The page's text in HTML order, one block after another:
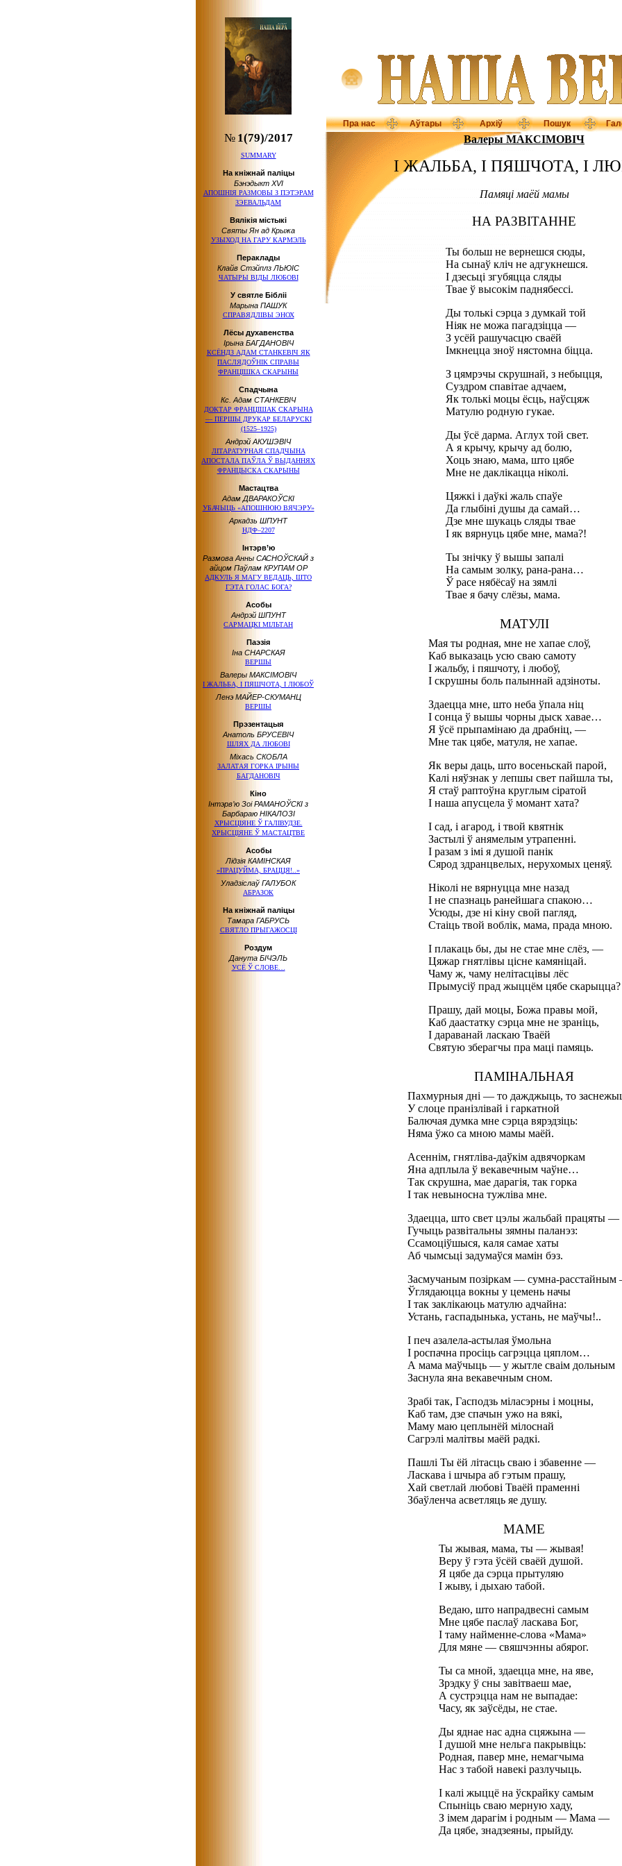
Пра нас Аўтары Архіў Пошук
№ 1(79)/2017
SUMMARY
На кніжнай паліцы
Бэнэдыкт XVI
АПОШНІЯ РАЗМОВЫ З ПЭТЭРАМ
ЗЭЕВАЛЬДАМ
Вялікія містыкі
Святы Ян ад Крыжа
УЗЫХОД НА ГАРУ КАРМЭЛЬ
Пераклады
Клайв Стэйплз ЛЬЮІС
ЧАТЫРЫ ВІДЫ ЛЮБОВІ
У святле Бібліі
Марына ПАШУК
СПРАВЯДЛІВЫ ЭНОХ
Лёсы духавенства
Ірына БАГДАНОВІЧ
КСЁНДЗ АДАМ СТАНКЕВІЧ ЯК
ПАСЛЯДОЎНІК СПРАВЫ
ФРАНЦІШКА СКАРЫНЫ
Спадчына
Кс. Адам СТАНКЕВІЧ
ДОКТАР ФРАНЦІШАК СКАРЫНА
— ПЕРШЫ ДРУКАР БЕЛАРУСКІ
(1525–1925)
Андрэй АКУШЭВІЧ
ЛІТАРАТУРНАЯ СПАДЧЫНА
АПОСТАЛА ПАЎЛА Ў ВЫДАННЯХ
ФРАНЦЫСКА СКАРЫНЫ
Мастацтва
Адам ДВАРАКОЎСКІ
УБАЧЫЦЬ «АПОШНЮЮ ВЯЧЭРУ»
Аркадзь ШПУНТ
НДФ–2207
Інтэрв’ю
Размова Анны САСНОЎСКАЙ з
айцом Паўлам КРУПАМ OP
АДКУЛЬ Я МАГУ ВЕДАЦЬ, ШТО
ГЭТА ГОЛАС БОГА?
Асобы
Андрэй ШПУНТ
САРМАЦКІ МІЛЬТАН
Паэзія
Іна СНАРСКАЯ
ВЕРШЫ
Валеры МАКСІМОВІЧ
І ЖАЛЬБА, І ПЯШЧОТА, І ЛЮБОЎ
Ленэ МАЙЕР-СКУМАНЦ
ВЕРШЫ
Прэзентацыя
Анатоль БРУСЕВІЧ
ШЛЯХ ДА ЛЮБОВІ
Міхась СКОБЛА
ЗАЛАТАЯ ГОРКА ІРЫНЫ
БАГДАНОВІЧ
Кіно
Інтэрв’ю Зоі РАМАНОЎСКІ з
Барбараю НІКАЛОЗІ
ХРЫСЦІЯНЕ Ў ГАЛІВУДЗЕ.
ХРЫСЦІЯНЕ Ў МАСТАЦТВЕ
Асобы
Лідзія КАМІНСКАЯ
«ПРАЦУЙМА, БРАЦЦЯ!..»
Уладзіслаў ГАЛУБОК
АБРАЗОК
На кніжнай паліцы
Тамара ГАБРУСЬ
СВЯТЛО ПРЫГАЖОСЦІ
Роздум
Данута БІЧЭЛЬ
УСЁ Ў СЛОВЕ…
Валеры МАКСІМОВІЧ
І ЖАЛЬБА, І ПЯШЧОТА, І
Памяці маёй мамы
НА РАЗВІТАННЕ
Ты больш не вернешся сюды,
На сынаў кліч не адгукнешся.
І дзесьці згубяцца сляды
Твае ў высокім паднябессі.
Ды толькі сэрца з думкай той
Ніяк не можа пагадзіцца —
З усёй рашучасцю сваёй
Імкнецца зноў нястомна біцца.
З цямрэчы скрушнай, з небыцця,
Суздром спавітае адчаем,
Як толькі моцы ёсць, наўсцяж
Матулю родную гукае.
Ды ўсё дарма. Аглух той свет.
А я крычу, крычу ад болю,
Хоць знаю, мама, што цябе
Мне не даклікацца ніколі.
Цяжкі і даўкі жаль спаўе
Да глыбіні душы да самай…
Дзе мне шукаць сляды твае
І як вярнуць цябе мне, мама?!
Ты знічку ў вышы запалі
На самым золку, рана-рана…
Ў расе нябёсаў на зямлі
Твае я бачу слёзы, мама.
МАТУЛІ
Мая ты родная, мне не хапае слоў,
Каб выказаць усю сваю самоту
І жальбу, і пяшчоту, і любоў,
І скрушны боль палыннай адзіноты.
Здаецца мне, што неба ўпала ніц
І сонца ў вышы чорны дыск хавае…
Я ўсё прыпамінаю да драбніц, —
Мне так цябе, матуля, не хапае.
Як веры даць, што восеньскай парой,
Калі няўзнак у лепшы свет пайшла ты,
Я стаў раптоўна круглым сіратой
І наша апусцела ў момант хата?
І сад, і агарод, і твой квятнік
Застылі ў анямелым утрапенні.
І разам з імі я душой панік
Сярод здранцвелых, нерухомых ценяў.
Ніколі не вярнуцца мне назад
І не спазнаць ранейшага спакою…
Усюды, дзе ні кіну свой пагляд,
Стаіць твой воблік, мама, прада мною.
І плакаць бы, ды не стае мне слёз, —
Цяжар гнятлівы цісне камяніцай.
Чаму ж, чаму нелітасцівы лёс
Прымусіў прад жыццём цябе скарыцца?
Прашу, дай моцы, Божа правы мой,
Каб даастатку сэрца мне не зраніць,
І дараванай ласкаю Тваёй
Святую зберагчы пра маці памяць.
ПАМІНАЛЬНАЯ
Пахмурныя дні — то дажджыць, то
У слоце пранізлівай і гаркатной
Балючая думка мне сэрца вярэдзіць:
Няма ўжо са мною мамы маёй.
Асеннім, гнятліва-даўкім адвячоркам
Яна адплыла ў векавечным чаўне…
Так скрушна, мае дарагія, так горка
І так невыносна тужліва мне.
Здаецца, што свет цэлы жальбай працяты —
Гучыць развітальны зямны паланэз:
Ссамоціўшыся, каля самае хаты
Аб чымсьці задумаўся мамін бэз.
Засмучаным позіркам — сумна-
Ўглядаюцца вокны у цемень начы
І так заклікаюць матулю адчайна:
Устань, гаспадынька, устань, не маўчы!..
І печ азалела-астылая ўмольна
І роспачна просіць сагрэцца цяплом…
А мама маўчыць — у жытле сваім дольным
Заснула яна векавечным сном.
Зрабі так, Гасподзь міласэрны і моцны,
Каб там, дзе спачын ужо на вякі,
Маму маю цеплынёй мілоснай
Сагрэлі малітвы маёй радкі.
Пашлі Ты ёй літасць сваю і збавенне —
Ласкава і шчыра аб гэтым прашу,
Хай светлай любові Тваёй праменні
Збаўленча асветляць яе душу.
МАМЕ
Ты жывая, мама, ты — жывая!
Веру ў гэта ўсёй сваёй душой.
Я цябе да сэрца прытуляю
І жыву, і дыхаю табой.
Ведаю, што напрадвесні самым
Мне цябе паслаў ласкава Бог,
І таму найменне-слова «Мама»
Для мяне — свяшчэнны абярог.
Ты са мной, здаецца мне, на яве,
Зрэдку ў сны завітваеш мае,
А сустрэцца нам не выпадае:
Часу, як заўсёды, не стае.
Ды яднае нас адна сцяжына —
І душой мне нельга пакрывіць:
Родная, павер мне, немагчыма
Нас з табой навекі разлучыць.
І калі жыццё на ўскрайку самым
Спыніць сваю мерную хаду,
З імем дарагім і родным — Мама —
Да цябе, знадзеяны, прыйду.